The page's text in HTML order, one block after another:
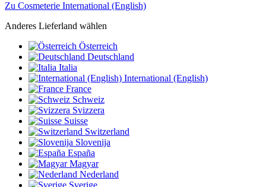
Zu Cosmeterie International (English)
Anderes Lieferland wählen
Österreich
Deutschland
Italia
International (English)
France
Schweiz
Svizzera
Suisse
Switzerland
Slovenija
España
Magyar
Nederland
Sverige